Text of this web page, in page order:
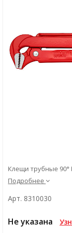
Клещи трубные 90°
Подробнее
Арт. 8310030
Не указана